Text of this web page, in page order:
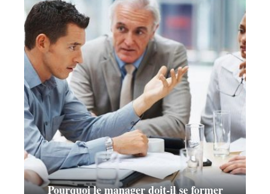
Pourquoi le manager doit-il se former